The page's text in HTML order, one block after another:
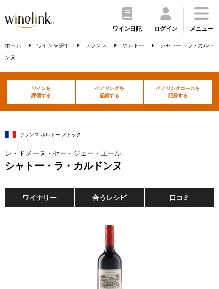
ワイン日記 ログイン メニュー
ホーム ワインを探す フランス ボルドー
シャトー・ラ・カルド
ンヌ
ワインを
評価する
ペアリングを
記録する
ペアリングコースを
記録する
フランス ボルドー メドック
レ・ドメーヌ・セー・ジェー・エール
シャトー・ラ・カルドンヌ
ワイナリー 合うレシピ 口コミ